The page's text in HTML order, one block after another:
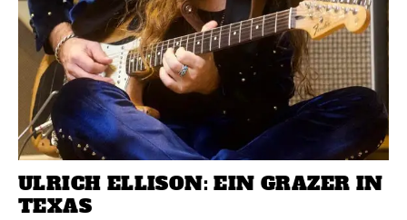
ULRICH ELLISON: EIN GRAZER IN
TEXAS